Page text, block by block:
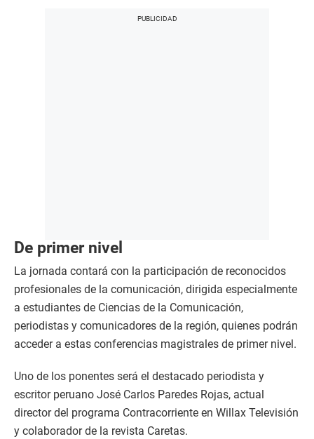
De primer nivel
La jornada contará con la participación de reconocidos
profesionales de la comunicación, dirigida especialmente
a estudiantes de Ciencias de la Comunicación,
periodistas y comunicadores de la región, quienes podrán
acceder a estas conferencias magistrales de primer nivel.
Uno de los ponentes será el destacado periodista y
escritor peruano José Carlos Paredes Rojas, actual
director del programa Contracorriente en Willax Televisión
y colaborador de la revista Caretas.